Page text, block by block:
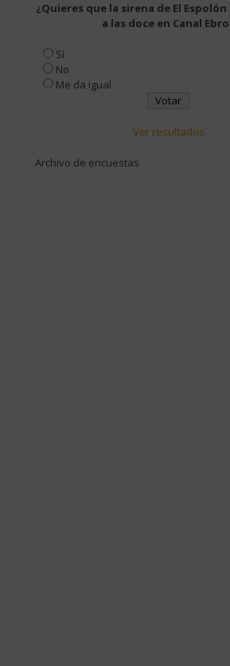
¿Quieres que la sirena de El
a las doce en Canal
Sí
No
Me da igual
Ver resultados
Archivo de encuestas